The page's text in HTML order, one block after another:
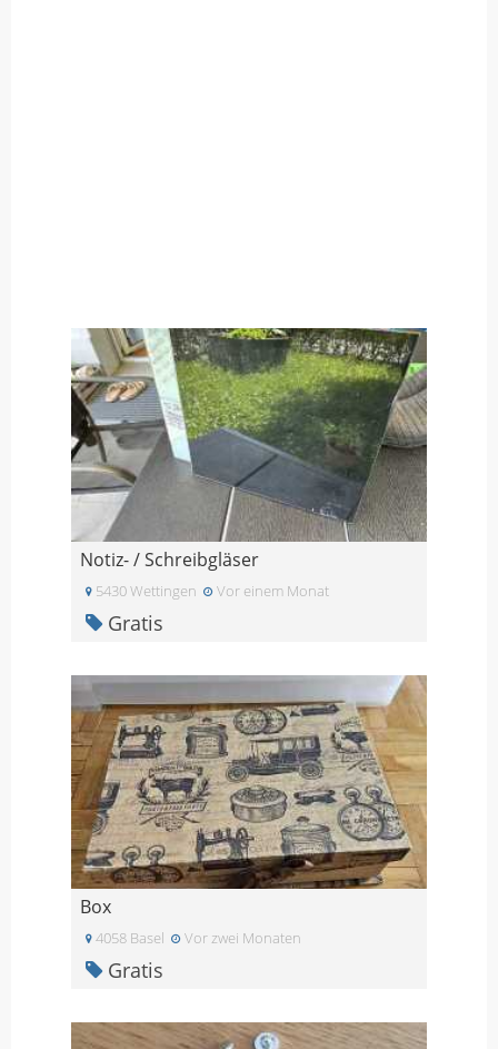
Notiz- / Schreibgläser
5430 Wettingen Vor einem Monat
Gratis
Box
4058 Basel Vor zwei Monaten
Gratis